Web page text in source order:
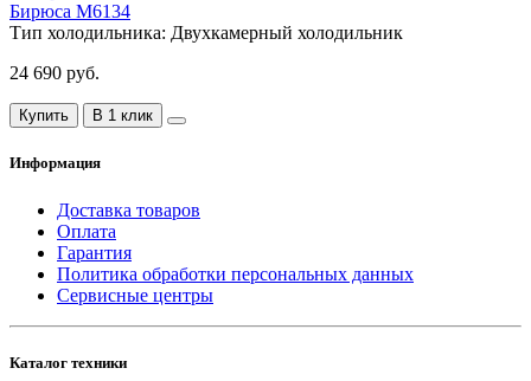
Бирюса M6134
Тип холодильника: Двухкамерный холодильник
24 690 руб.
Купить В 1 клик
Информация
Доставка товаров
Оплата
Гарантия
Политика обработки персональных данных
Сервисные центры
Каталог техники